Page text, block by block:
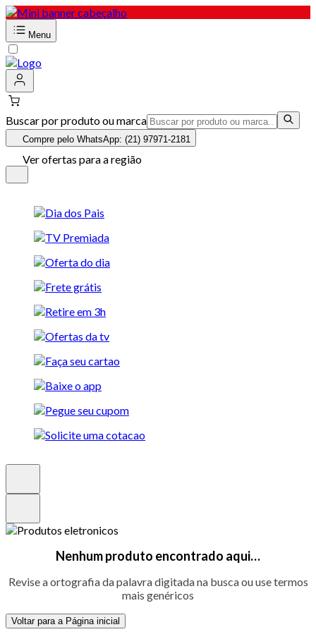
Menu
Buscar por produto ou marca
Compre pelo WhatsApp: (21) 97971-2181
Ver ofertas para a região
Nenhum produto encontrado aqui…
Revise a ortografia da palavra digitada na busca ou use termos
mais genéricos
Voltar para a Página inicial